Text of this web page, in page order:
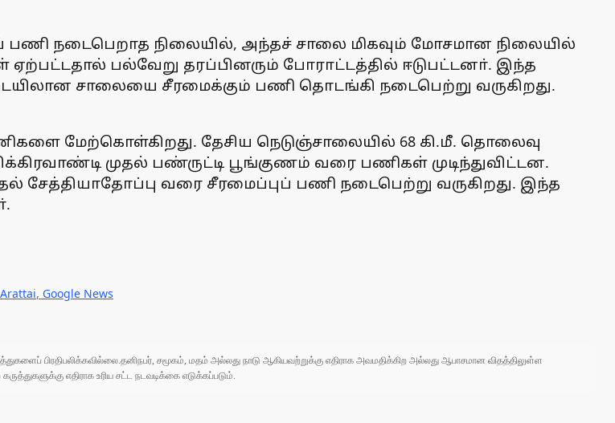
பணி நடைபெறாத நிலையில், அந்தச் சாலை மிகவும் மோசமான நிலையில்
ஏற்பட்டதால் பல்வேறு தரப்பினரும் போராட்டத்தில் ஈடுபட்டனா். இந்த
சாலையை சீரமைக்கும் பணி தொடங்கி நடைபெற்று வருகிறது.
மேற்கொள்கிறது. தேசிய நெடுஞ்சாலையில் 68 கி.மீ. தொலைவு
முதல் பண்ருட்டி பூங்குணம் வரை பணிகள் முடிந்துவிட்டன.
சேத்தியாதோப்பு வரை சீரமைப்புப் பணி நடைபெற்று வருகிறது. இந்த
Arattai, Google News
பிரதிபலிக்கவில்லை.தனிநபர், சமூகம், மதம் அல்லது நாடு ஆகியவற்றுக்கு எதிராக அவமதிக்கிற அல்லது ஆபாசமான விதத்திலுள்ள
எதிராக உரிய சட்ட நடவடிக்கை எடுக்கப்படும்.